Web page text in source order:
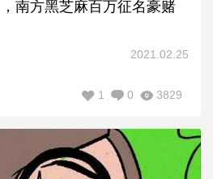
南方黑芝麻百万征名豪赌
2021.02.25
3829
0
1